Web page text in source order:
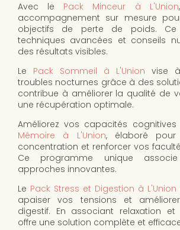
Avec le Pack Minceur à L'Union
accompagnement sur mesure
objectifs de perte de poids. Ce
techniques avancées et conseils
des résultats visibles.
Le Pack Sommeil à L'Union vise
troubles nocturnes grâce à des
contribue à améliorer la qualité de
une récupération optimale.
Améliorez vos capacités
Mémoire à L'Union, élaboré pour
concentration et renforcer vos
Ce programme unique
approches innovantes.
Le Pack Stress et Digestion à L'Union
apaiser vos tensions et
digestif. En associant relaxation et
offre une solution complète et